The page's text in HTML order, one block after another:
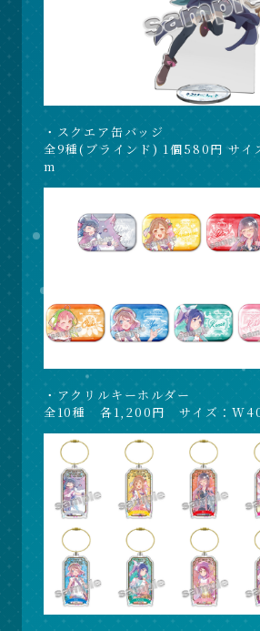
・スクエア缶バッジ
全9種(ブラインド) 1個580円 サ
m
・アクリルキーホルダー
全10種 各1,200円 サイズ：